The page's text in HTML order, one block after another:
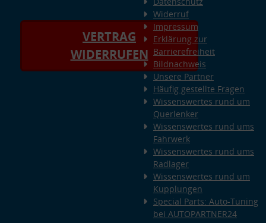
VERTRAG
WIDERRUFEN
Widerruf
Impressum
Erklärung zur
Barrierefreiheit
Bildnachweis
Unsere Partner
Häufig gestellte Fragen
Wissenswertes rund um
Querlenker
Wissenswertes rund ums
Fahrwerk
Wissenswertes rund ums
Radlager
Wissenswertes rund um
Kupplungen
Special Parts: Auto-Tuning
bei AUTOPARTNER24